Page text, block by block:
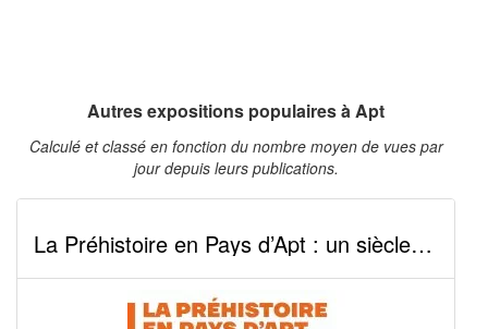
Autres expositions populaires à Apt
Calculé et classé en fonction du nombre moyen de vues par
jour depuis leurs publications.
La Préhistoire en Pays d’Apt : un siècle de recherches